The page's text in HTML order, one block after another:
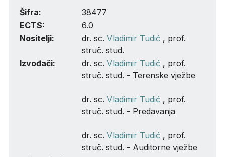
Šifra:
38477
ECTS:
6.0
Nositelji:
dr. sc.Vladimir Tudić , prof.
struč. stud.
Izvođači:
dr. sc.Vladimir Tudić , prof.
struč. stud. - Terenske vježbe
dr. sc.Vladimir Tudić , prof.
struč. stud. - Predavanja
dr. sc.Vladimir Tudić , prof.
struč. stud. - Auditorne vježbe